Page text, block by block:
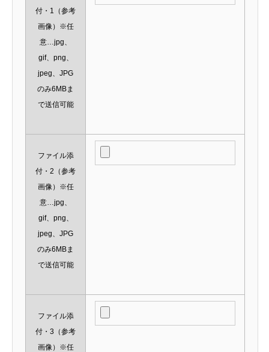
付・1（参考
画像）※任
意…jpg、
gif、png、
jpeg、JPG
のみ6MBま
で送信可能
ファイル添
付・2（参考
画像）※任
意…jpg、
gif、png、
jpeg、JPG
のみ6MBま
で送信可能
ファイル添
付・3（参考
画像）※任